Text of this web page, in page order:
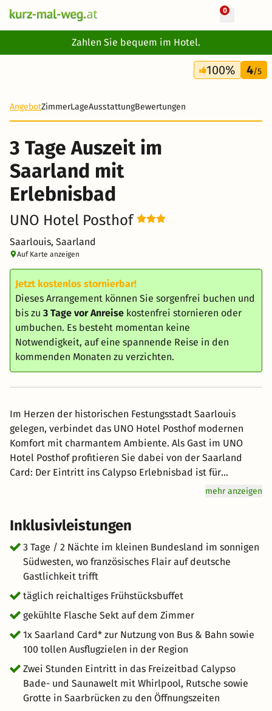
0
Zahlen Sie bequem im Hotel.
3 Tage
175 €
100% 4/5
AngebotZimmerLageAusstattungBewertungen
3 Tage Auszeit im
Saarland mit
Erlebnisbad
UNO Hotel Posthof
Saarlouis, Saarland
Auf Karte anzeigen
Jetzt kostenlos stornierbar!
Dieses Arrangement können Sie sorgenfrei buchen und
bis zu 3 Tage vor Anreise kostenfrei stornieren oder
umbuchen. Es besteht momentan keine
Notwendigkeit, auf eine spannende Reise in den
kommenden Monaten zu verzichten.
Im Herzen der historischen Festungsstadt Saarlouis
gelegen, verbindet das UNO Hotel Posthof modernen
Komfort mit charmantem Ambiente. Als Gast im UNO
Hotel Posthof profitieren Sie dabei von der Saarland
Card: Der Eintritt ins Calypso Erlebnisbad ist für
Karteninhaber kostenlos – ein weiterer Grund, den
Wasserwelt zu bereichern. Ob entspannte Momente im
Whirlpool, rasantes Rutschenvergnügen oder ruhige
Augenblicke in der Felsengrotte – das neu gestaltete Bad
überzeugt mit einer Vielzahl an Wasserattraktionen.
Sprudelliegen, Schwallduschen und moderne Rutschen
sorgen für ein vielseitiges Erlebnis, das sowohl Erholung
als auch Action verspricht. Besonders für Familien bietet
das Calypso abwechslungsreiche Möglichkeiten,
gemeinsame Zeit zu genießen. Die Öffnungszeiten
entnehmen Sie der Internetseite des Freizeitbades.
mehr anzeigen
Inklusivleistungen
3 Tage / 2 Nächte im kleinen Bundesland im sonnigen
Südwesten, wo französisches Flair auf deutsche
Gastlichkeit trifft
täglich reichaltiges Frühstücksbuffet
gekühlte Flasche Sekt auf dem Zimmer
1x Saarland Card* zur Nutzung von Bus & Bahn sowie
100 tollen Ausflugzielen in der Region
Zwei Stunden Eintritt in das Freizeitbad Calypso
Bade- und Saunawelt mit Whirlpool, Rutsche sowie
Grotte in Saarbrücken zu den Öffnungszeiten